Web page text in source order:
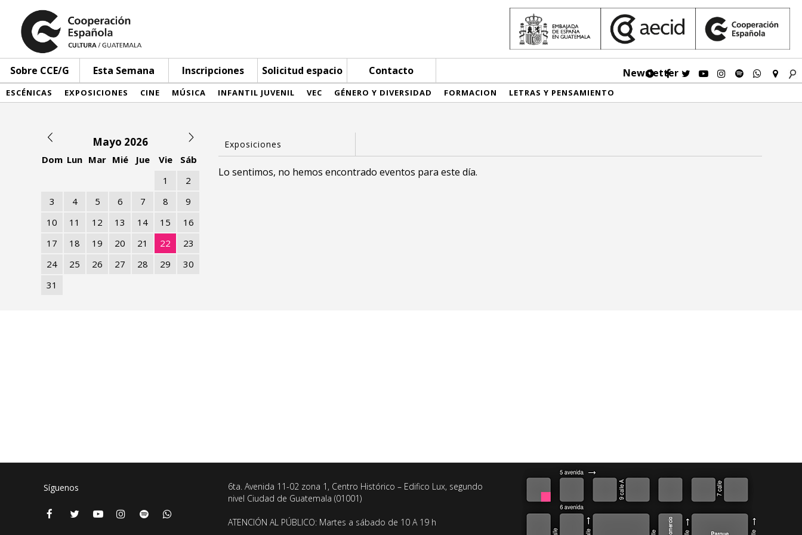
Sobre CCE/G Esta Semana Inscripciones Solicitud espacio Contacto Newsletter
ESCÉNICAS EXPOSICIONES CINE MÚSICA INFANTIL JUVENIL VEC GÉNERO Y DIVERSIDAD FORMACION LETRAS Y PENSAMIENTO
Mayo 2026
Dom Lun Mar Mié Jue Vie
Sáb
1
2
3
4 5 6 7 8
9
10
11 12 13 14 15
16
17
18 19 20 21 22
23
24
25 26 27 28 29
30
31
Lo sentimos, no hemos encontrado eventos para este día.
Síguenos
6ta. Avenida 11-02 zona 1, Centro Histórico – Edifico Lux, segundo
nivel Ciudad de Guatemala (01001)
ATENCIÓN AL PÚBLICO: Martes a sábado de 10 A 19 h